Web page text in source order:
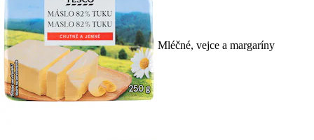
Mléčné, vejce a margaríny